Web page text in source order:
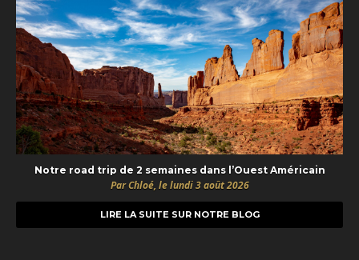
Notre road trip de 2 semaines dans l’Ouest Américain
Par Chloé, le lundi 3 août 2026
LIRE LA SUITE SUR NOTRE BLOG